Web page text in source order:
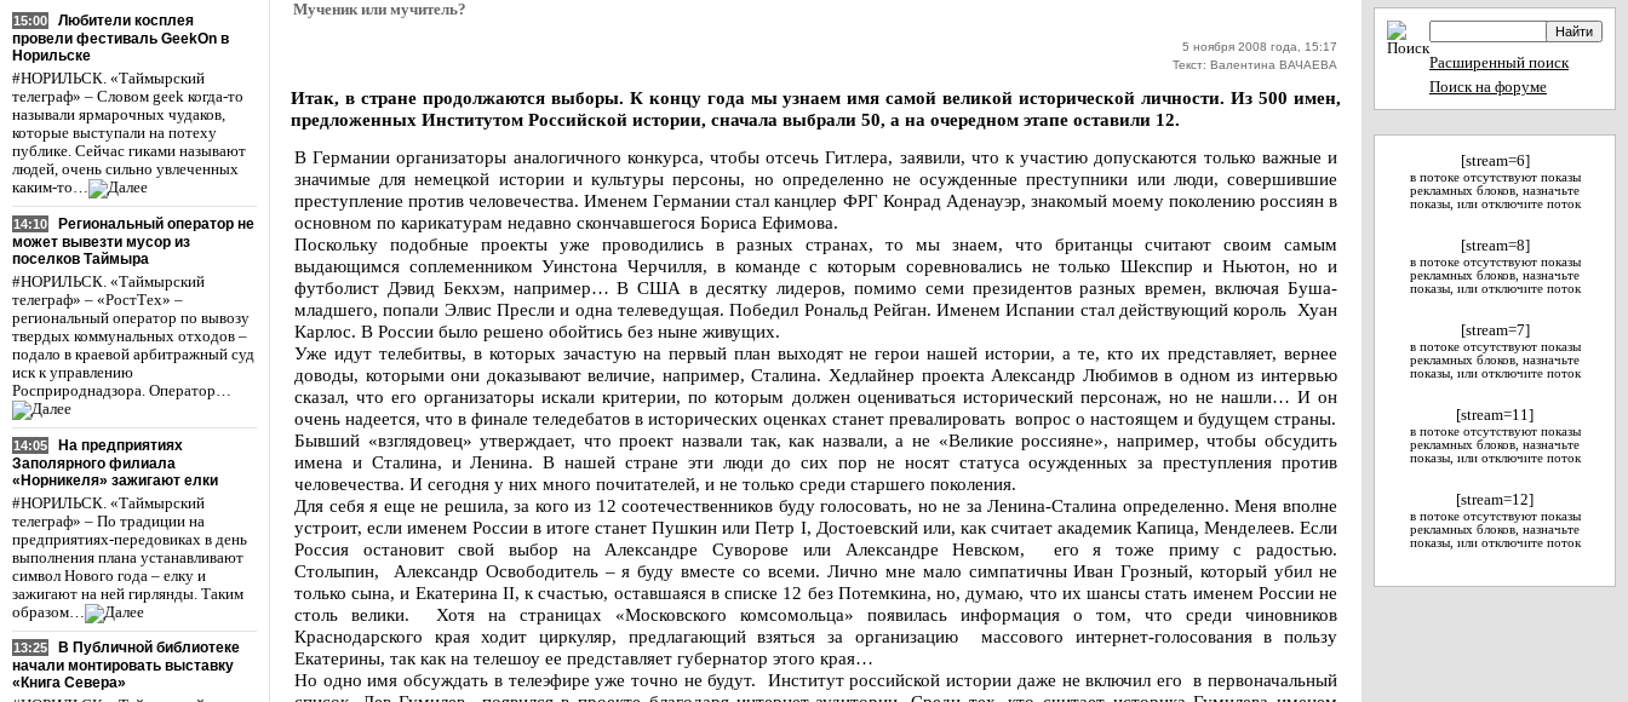
15:00
Любители косплея
провели фестиваль GeekOn в
Норильске
#НОРИЛЬСК. «Таймырский
телеграф» – Словом geek когда-то
называли ярмарочных чудаков,
которые выступали на потеху
публике. Сейчас гиками называют
людей, очень сильно увлеченных
каким-то…
14:10
Региональный оператор не
может вывезти мусор из
поселков Таймыра
#НОРИЛЬСК. «Таймырский
телеграф» – «РостТех» –
региональный оператор по вывозу
твердых коммунальных отходов –
подало в краевой арбитражный суд
иск к управлению
Росприроднадзора. Оператор…
14:05
На предприятиях
Заполярного филиала
«Норникеля» зажигают елки
#НОРИЛЬСК. «Таймырский
телеграф» – По традиции на
предприятиях-передовиках в день
выполнения плана устанавливают
символ Нового года – елку и
зажигают на ней гирлянды. Таким
образом…
13:25
В Публичной библиотеке
начали монтировать выставку
«Книга Севера»
Мученик или мучитель?
5 ноября 2008 года, 15:17
Текст: Валентина ВАЧАЕВА
Итак, в стране продолжаются выборы. К концу года мы узнаем имя самой великой исторической личности. Из 500 имен,
предложенных Институтом Российской истории, сначала выбрали 50, а на очередном этапе оставили 12.
В Германии организаторы аналогичного конкурса, чтобы отсечь Гитлера, заявили, что к участию допускаются только важные и
значимые для немецкой истории и культуры персоны, но определенно не осужденные преступники или люди, совершившие
преступление против человечества. Именем Германии стал канцлер ФРГ Конрад Аденауэр, знакомый моему поколению россиян в
основном по карикатурам недавно скончавшегося Бориса Ефимова.
Поскольку подобные проекты уже проводились в разных странах, то мы знаем, что британцы считают своим самым
выдающимся соплеменником Уинстона Черчилля, в команде с которым соревновались не только Шекспир и Ньютон, но и
футболист Дэвид Бекхэм, например… В США в десятку лидеров, помимо семи президентов разных времен, включая Буша-
младшего, попали Элвис Пресли и одна телеведущая. Победил Рональд Рейган. Именем Испании стал действующий король Хуан
Карлос. В России было решено обойтись без ныне живущих.
Уже идут телебитвы, в которых зачастую на первый план выходят не герои нашей истории, а те, кто их представляет, вернее
доводы, которыми они доказывают величие, например, Сталина. Хедлайнер проекта Александр Любимов в одном из интервью
сказал, что его организаторы искали критерии, по которым должен оцениваться исторический персонаж, но не нашли… И он
очень надеется, что в финале теледебатов в исторических оценках станет превалировать вопрос о настоящем и будущем страны.
Бывший «взглядовец» утверждает, что проект назвали так, как назвали, а не «Великие россияне», например, чтобы обсудить
имена и Сталина, и Ленина. В нашей стране эти люди до сих пор не носят статуса осужденных за преступления против
человечества. И сегодня у них много почитателей, и не только среди старшего поколения.
Для себя я еще не решила, за кого из 12 соотечественников буду голосовать, но не за Ленина-Сталина определенно. Меня вполне
устроит, если именем России в итоге станет Пушкин или Петр I, Достоевский или, как считает академик Капица, Менделеев. Если
Россия остановит свой выбор на Александре Суворове или Александре Невском, его я тоже приму с радостью.
Столыпин, Александр Освободитель – я буду вместе со всеми. Лично мне мало симпатичны Иван Грозный, который убил не
только сына, и Екатерина II, к счастью, оставшаяся в списке 12 без Потемкина, но, думаю, что их шансы стать именем России не
столь велики. Хотя на страницах «Московского комсомольца» появилась информация о том, что среди чиновников
Краснодарского края ходит циркуляр, предлагающий взяться за организацию массового интернет-голосования в пользу
Екатерины, так как на телешоу ее представляет губернатор этого края…
Но одно имя обсуждать в телеэфире уже точно не будут. Институт российской истории даже не включил его в первоначальный
Расширенный поиск
Поиск на форуме
[stream=6]
в потоке отсутствуют показы
рекламных блоков, назначьте
показы, или отключите поток
[stream=8]
в потоке отсутствуют показы
рекламных блоков, назначьте
показы, или отключите поток
[stream=7]
в потоке отсутствуют показы
рекламных блоков, назначьте
показы, или отключите поток
[stream=11]
в потоке отсутствуют показы
рекламных блоков, назначьте
показы, или отключите поток
[stream=12]
в потоке отсутствуют показы
рекламных блоков, назначьте
показы, или отключите поток